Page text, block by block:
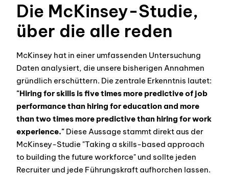
Die McKinsey-Studie,
über die alle reden
McKinsey hat in einer umfassenden Untersuchung
Daten analysiert, die unsere bisherigen Annahmen
gründlich erschüttern. Die zentrale Erkenntnis lautet:
"Hiring for skills is five times more predictive of job
performance than hiring for education and more
than two times more predictive than hiring for work
experience." Diese Aussage stammt direkt aus der
McKinsey-Studie "Taking a skills-based approach
to building the future workforce" und sollte jeden
Recruiter und jede Führungskraft aufhorchen lassen.